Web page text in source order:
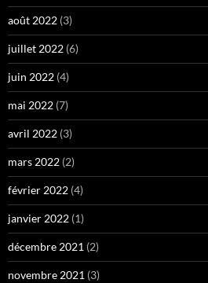
août 2022 (3)
juillet 2022 (6)
juin 2022 (4)
mai 2022 (7)
avril 2022 (3)
mars 2022 (2)
février 2022 (4)
janvier 2022 (1)
décembre 2021 (2)
novembre 2021 (3)